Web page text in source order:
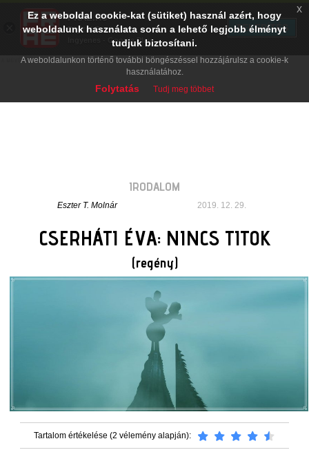
IRODALOM
Eszter T. Molnár 2019. 12. 29.
CSERHÁTI ÉVA: NINCS TITOK
(regény)
Tartalom értékelése (2 vélemény alapján):
Ez a weboldal cookie-kat (sütiket) használ azért, hogy
weboldalunk használata során a lehető legjobb élményt
tudjuk biztosítani.
A weboldalunkon történő további böngészéssel hozzájárulsz a cookie-k
használatához.
Folytatás Tudj meg többet
x
PRAE.HU
Digital Evolution
Ingyenes - Google Play
TELEPÍTÉS